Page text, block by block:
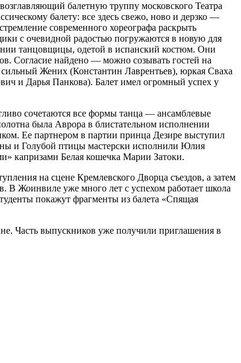
балетную труппу московского Театра
балету: все здесь свежо, ново и дерзко —
современного хореографа раскрыть
с очевидной радостью погружаются в новую для
танцовщицы, одетой в испанский костюм. Они
Согласие найдено — можно созывать гостей на
Жених (Константин Лаврентьев), юркая Сваха
и Дарья Панкова). Балет имел огромный успех у
сочетаются все формы танца — ансамблевые
была Аврора в блистательном исполнении
Ее партнером в партии принца Дезире выступил
и Голубой птицы мастерски исполнили Юлия
капризами Белая кошечка Марии Затоки.
на сцене Кремлевского Дворца съездов, а затем
В Жоинвиле уже много лет с успехом работает школа
покажут фрагменты из балета «Спящая
Часть выпускников уже получили приглашения в